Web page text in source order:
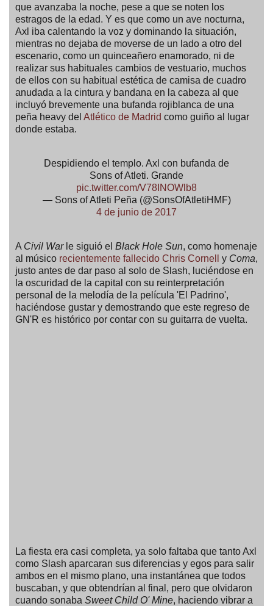
que avanzaba la noche, pese a que se noten los
estragos de la edad. Y es que como un ave nocturna,
Axl iba calentando la voz y dominando la situación,
mientras no dejaba de moverse de un lado a otro del
escenario, como un quinceañero enamorado, ni de
realizar sus habituales cambios de vestuario, muchos
de ellos con su habitual estética de camisa de cuadro
anudada a la cintura y bandana en la cabeza al que
incluyó brevemente una bufanda rojiblanca de una
peña heavy del Atlético de Madrid como guiño al lugar
donde estaba.
Despidiendo el templo. Axl con bufanda de
Sons of Atleti. Grande
pic.twitter.com/V78INOWlb8
— Sons of Atleti Peña (@SonsOfAtletiHMF)
4 de junio de 2017
A Civil Warle siguió el Black Hole Sun, como homenaje
al músico recientemente fallecido Chris Cornell y Coma,
justo antes de dar paso al solo de Slash, luciéndose en
la oscuridad de la capital con su reinterpretación
personal de la melodía de la película 'El Padrino',
haciéndose gustar y demostrando que este regreso de
GN'R es histórico por contar con su guitarra de vuelta.
La fiesta era casi completa, ya solo faltaba que tanto Axl
como Slash aparcaran sus diferencias y egos para salir
ambos en el mismo plano, una instantánea que todos
buscaban, y que obtendrían al final, pero que olvidaron
cuando sonaba Sweet Child O' Mine, haciendo vibrar a